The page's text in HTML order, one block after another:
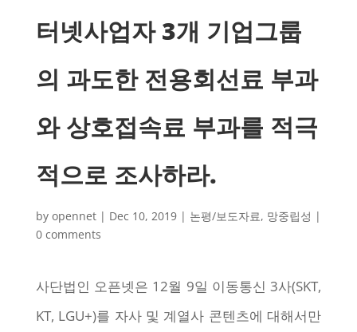
터넷사업자 3개 기업그룹
의 과도한 전용회선료 부과
와 상호접속료 부과를 적극
적으로 조사하라.
by opennet| Dec 10, 2019| 논평/보도자료, 망중립성 |
0 comments
사단법인 오픈넷은 12월 9일 이동통신 3사(SKT,
KT, LGU+)를 자사 및 계열사 콘텐츠에 대해서만